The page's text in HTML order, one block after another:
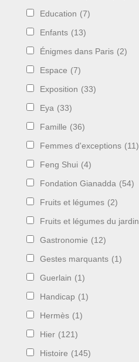
Education (7)
Enfants (13)
Énigmes dans Paris (2)
Espace (7)
Exposition (33)
Eya (33)
Famille (36)
Femmes d'exceptions (11)
Feng Shui (4)
Fondation Gianadda (54)
Fruits et légumes (2)
Fruits et légumes du jardin
Gastronomie (12)
Gestes marquants (1)
Guerlain (1)
Handicap (1)
Hermès (1)
Hier (121)
Histoire (145)